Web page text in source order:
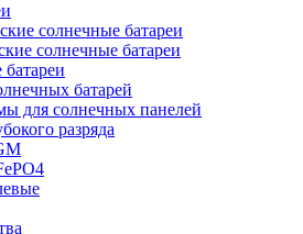
солнечные батареи
солнечные батареи
батарей
для солнечных панелей
разряда